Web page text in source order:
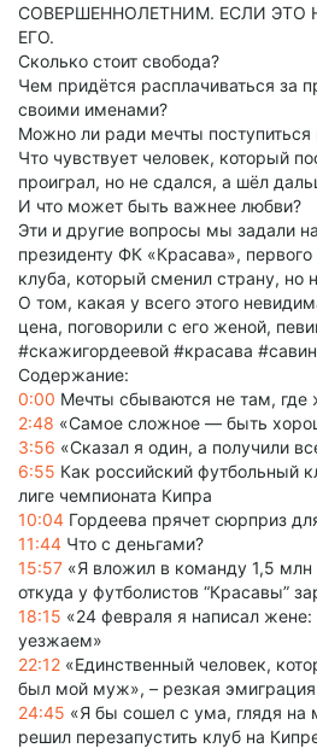
СОВЕРШЕННОЛЕТНИМ. ЕСЛИ ЭТО
ЕГО.
Сколько стоит свобода?
Чем придётся расплачиваться за
своими именами?
Можно ли ради мечты поступиться
Что чувствует человек, который
проиграл, но не сдался, а шёл
И что может быть важнее любви?
Эти и другие вопросы мы задали
президенту ФК «Красава»,
клуба, который сменил страну, но
О том, какая у всего этого
цена, поговорили с его женой,
#скажигордеевой #красава #савин
Содержание:
0:00 Мечты сбываются не там, где
2:48 «Самое сложное — быть
3:56 «Сказал я один, а получили
6:55 Как российский футбольный
лиге чемпионата Кипра
10:04 Гордеева прячет сюрприз
11:44 Что с деньгами?
15:57 «Я вложил в команду 1,5
откуда у футболистов “Красавы”
18:15 «24 февраля я написал
уезжаем»
22:12 «Единственный человек,
был мой муж», – резкая эмиграция
24:45 «Я бы сошел с ума, глядя
решил перезапустить клуб на